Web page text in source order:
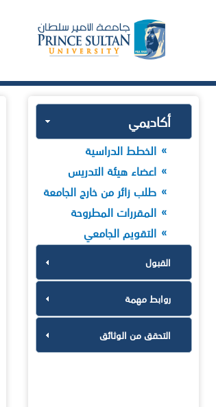
أكاديمي
الخطط الدراسية
اعضاء هيئة التدريس
طلب زائر من خارج الجامعة
المقررات المطروحة
التقويم الجامعي
القبول
روابط مهمة
التحقق من الوثائق